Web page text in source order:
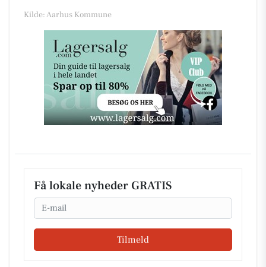
Kilde: Aarhus Kommune
Få lokale nyheder GRATIS
Email
Tilmeld